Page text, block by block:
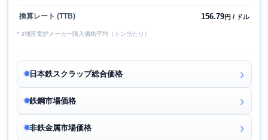
換算レート (TTB) 156.79円 / ドル
* 3地区電炉メーカー購入価格平均（トン当たり）
日本鉄スクラップ総合価格
鉄鋼市場価格
非鉄金属市場価格